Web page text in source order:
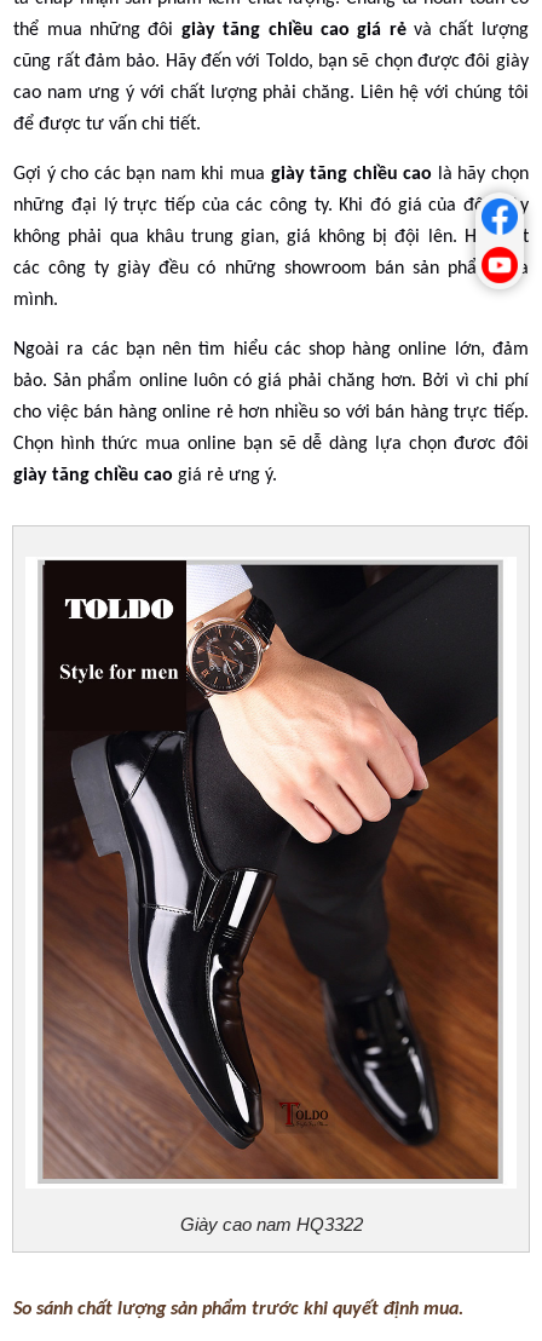
thể mua những đôi giày tăng chiều cao giá rẻvà chất lượng
cũng rất đảm bảo. Hãy đến với Toldo, bạn sẽ chọn được đôi giày
cao nam ưng ý với chất lượng phải chăng. Liên hệ với chúng tôi
để được tư vấn chi tiết.
Gợi ý cho các bạn nam khi mua giày tăng chiều cao là hãy chọn
những đại lý trực tiếp của các công ty. Khi đó giá của đôi giày
không phải qua khâu trung gian, giá không bị đội lên. Hầu hết
các công ty giày đều có những showroom bán sản phẩm của
mình.
Ngoài ra các bạn nên tìm hiểu các shop hàng online lớn, đảm
bảo. Sản phẩm online luôn có giá phải chăng hơn. Bởi vì chi phí
cho việc bán hàng online rẻ hơn nhiều so với bán hàng trực tiếp.
Chọn hình thức mua online bạn sẽ dễ dàng lựa chọn đươc đôi
giày tăng chiều caogiá rẻ ưng ý.
Giày cao nam HQ3322
So sánh chất lượng sản phẩm trước khi quyết định mua.